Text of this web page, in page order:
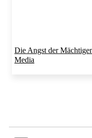
Die Angst der
Media